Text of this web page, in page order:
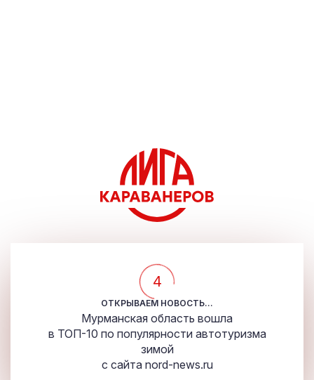
4
ОТКРЫВАЕМ НОВОСТЬ...
Мурманская область вошла
в ТОП-10 по популярности автотуризма
зимой
с сайта nord-news.ru